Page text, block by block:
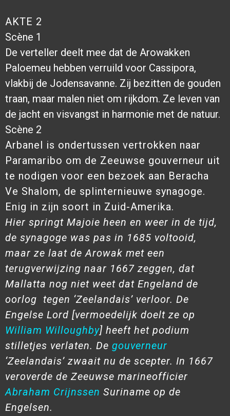
AKTE 2
Scène 1
De verteller deelt mee dat de Arowakken
Paloemeu hebben verruild voor Cassipora,
vlakbij de Jodensavanne. Zij bezitten de gouden
traan, maar malen niet om rijkdom. Ze leven van
de jacht en visvangst in harmonie met de natuur.
Scène 2
Arbanel is ondertussen vertrokken naar
Paramaribo om de Zeeuwse gouverneur uit
te nodigen voor een bezoek aan Beracha
Ve Shalom, de splinternieuwe synagoge.
Enig in zijn soort in Zuid-Amerika.
Hier springt Majoie heen en weer in de tijd,
de synagoge was pas in 1685 voltooid,
maar ze laat de Arowak met een
terugverwijzing naar 1667 zeggen, dat
Mallatta nog niet weet dat Engeland de
oorlog tegen ‘Zeelandais’ verloor. De
Engelse Lord [vermoedelijk doelt ze op
William Willoughby] heeft het podium
stilletjes verlaten. De gouverneur
‘Zeelandais’ zwaait nu de scepter. In 1667
veroverde de Zeeuwse marineofficier
Abraham Crijnssen Suriname op de
Engelsen.